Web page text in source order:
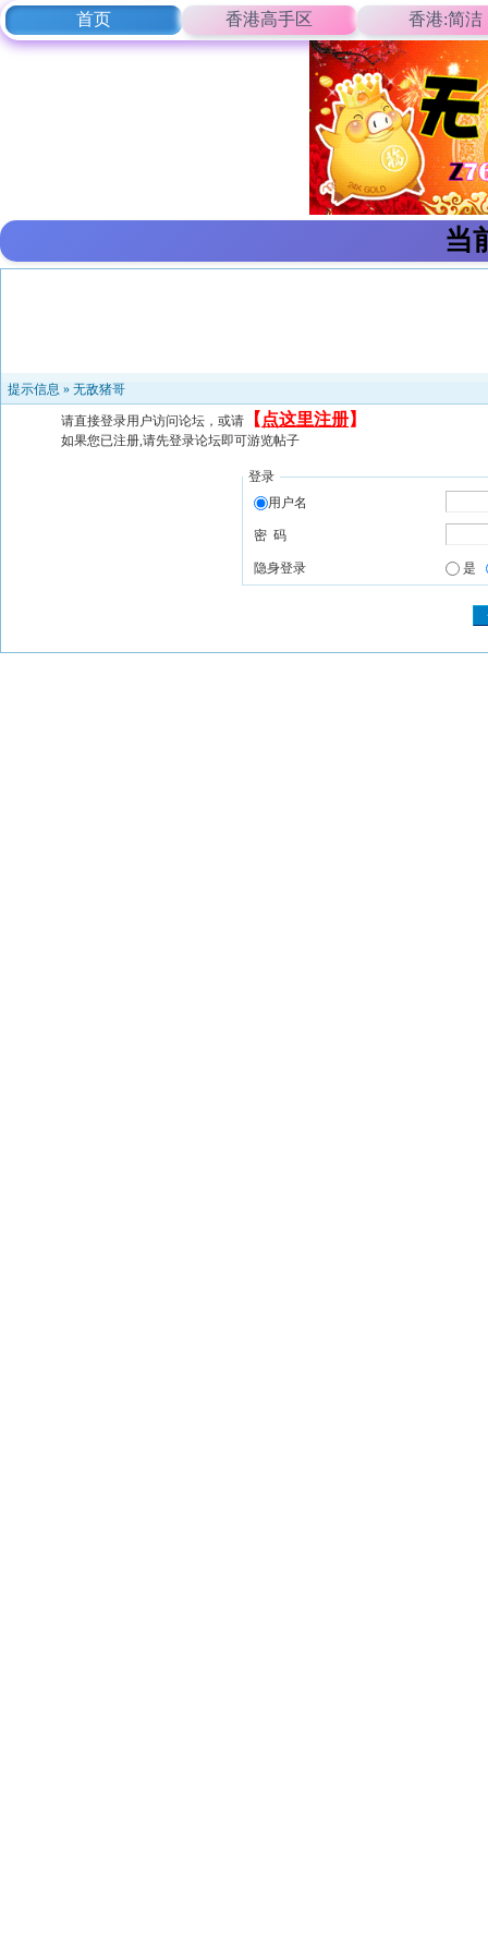
首页 香港高手区 香港:简洁
当
提示信息 » 无敌猪哥
请直接登录用户访问论坛，或请 【 点这里注册】
如果您已注册,请先登录论坛即可游览帖子
登录
用户名
密 码
隐身登录 是